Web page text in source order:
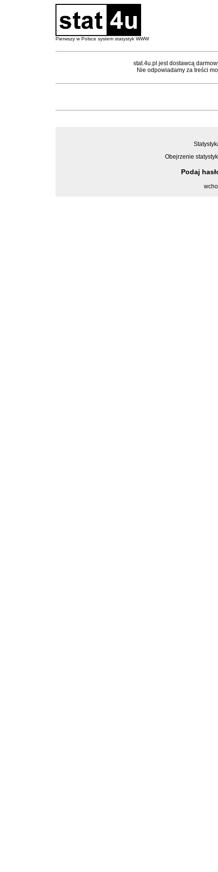
Pierwszy w Polsce system statystyk WWW
stat.4u.pl jest dostawcą
Nie odpowiadamy za treści
Obejrzenie
Podaj